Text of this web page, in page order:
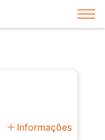
add Informações